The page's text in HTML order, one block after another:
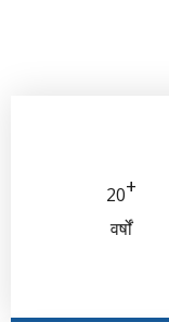
20+
वर्षों